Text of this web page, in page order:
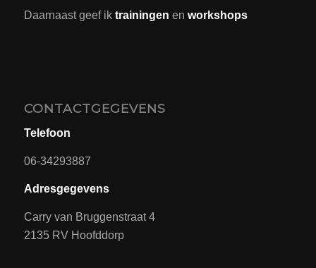
Daarnaast geef ik trainingen en workshops
CONTACTGEGEVENS
Telefoon
06-34293887
Adresgegevens
Carry van Bruggenstraat 4
2135 RV Hoofddorp